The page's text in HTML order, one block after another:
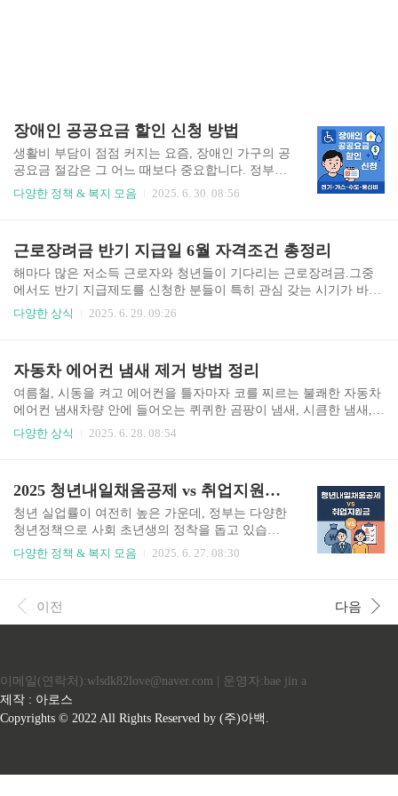
장애인 공공요금 할인 신청 방법
생활비 부담이 점점 커지는 요즘, 장애인 가구의 공
공요금 절감은 그 어느 때보다 중요합니다. 정부와
공공기관은 장애인 복지 향상을 위해 다양한 공공
어디서 어떻게 신청해야 하는지, 무슨 서류가 필요
한지 막막하게 느껴지셨나요? 이번 글에서는✅장
애인 공공요금 할인 대상✅감면 항목별 신청 방법
✅혜택 금액✅자주 묻는 질문까지깔끔하게 정리해
드립니다. ✅ 장애인 공공요금 감면이란?장애인 공
진 기준에 따라 요금을 할인 또는 면제해주는 제도
입니다.📌 복지카드를 보유한 장..
다양한 정책 & 복지 모음 2025. 6. 30. 08:56
근로장려금 반기 지급일 6월 자격조건 총정리
해마다 많은 저소득 근로자와 청년들이 기다리는 근로장려금.그중
에서도 반기 지급제도를 신청한 분들이 특히 관심 갖는 시기가 바로
6월입니다. 왜냐하면 바로 하반기분 근로장려금 지급 예정일이 6월
반기 지급제도란?근로장려금은 저소득 근로자나 사업자에게 국가가
현금을 지원해주는 제도입니다.기존에는 연 1회만 지급되었지만, 20
19년부터는 소득 발생 시점에 따라 나눠 지급받을 수 있도록 반기 지
급제도가 도입되었습니다.📌 요약: 상반기/하반기로 나눠 빠르게 장
려금을 받을 수 있는 방식 📆 6월은 어떤 지급 시기인가요..
다양한 상식 2025. 6. 29. 09:26
자동차 에어컨 냄새 제거 방법 정리
여름철, 시동을 켜고 에어컨을 틀자마자 코를 찌르는 불쾌한 자동차
에어컨 냄새차량 안에 들어오는 퀴퀴한 곰팡이 냄새, 시큼한 냄새,
심지어 썩은 냄새까지… 이런 상황 겪어보셨다면, 분명 차량 관리가
세요 ✅ 자동차 에어컨 냄새, 왜 날까요?에어컨 냄새는 대부분 곰팡
이, 세균, 먼지 등에서 비롯됩니다.다음은 흔한 냄새 원인입니다:📌
1. 에바포레이터(냉각기)에 곰팡이 번식에어컨 내부의 냉매가 기체
에서 액체로 바뀌며 온도를 낮추는 과정에서 수분이 응축응축수에
먼지, 꽃가루, 곰팡이균 등이 붙어 세균이 증식하면서 악취 발..
다양한 상식 2025. 6. 28. 08:54
2025 청년내일채움공제 vs 취업지원금 비교 분석
청년 실업률이 여전히 높은 가운데, 정부는 다양한
청년정책으로 사회 초년생의 정착을 돕고 있습니
다. 그중 특히 많이 혼동되는 두 제도인 청년내일채
요합니다. 이 글에서는✅청년내일채움공제와 취업
지원금의 차이✅각 제도의 장단점✅신청 방법어떤
기 재직 유도와 자산 형성을 동시에 지원하는 제도
입니다.📌 핵심 요약대상: 중소기업에 정규직으로
입사한 만 15세~34세 청년기간: 2년형 / 3년형방식:
다양한 정책 & 복지 모음 2025. 6. 27. 08:30
이전 다음
이메일(연락처):wlsdk82love@naver.com | 운영자:bae jin a
제작 : 아로스
Copyrights © 2022 All Rights Reserved by (주)아백.